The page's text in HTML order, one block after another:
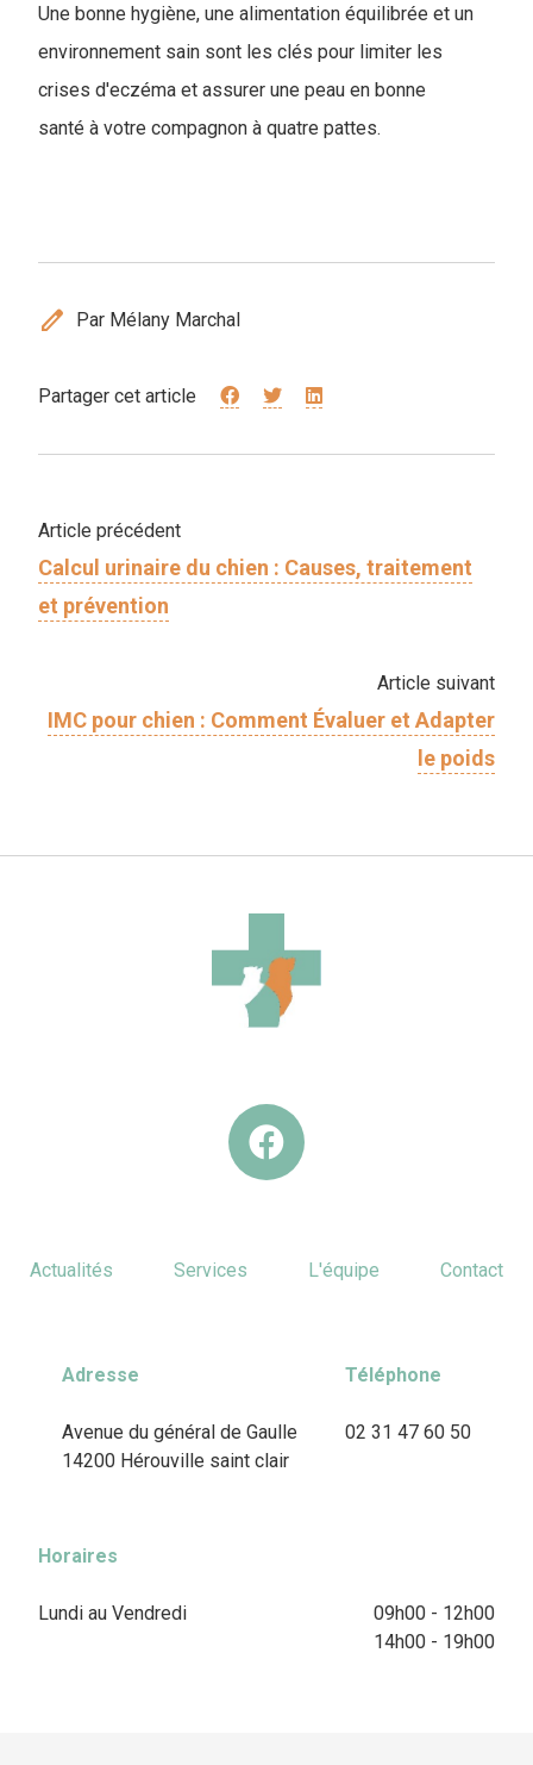
Une bonne hygiène, une alimentation équilibrée et un
environnement sain sont les clés pour limiter les
crises d'eczéma et assurer une peau en bonne
santé à votre compagnon à quatre pattes.
edit Par Mélany Marchal
Partager cet article
Article précédent
Calcul urinaire du chien : Causes, traitement
et prévention
Article suivant
IMC pour chien : Comment Évaluer et Adapter
le poids
Actualités Services L'équipe Contact
Adresse
Avenue du général de Gaulle
14200 Hérouville saint clair
Téléphone
02 31 47 60 50
Horaires
Lundi au Vendredi
09h00 - 12h00
14h00 - 19h00